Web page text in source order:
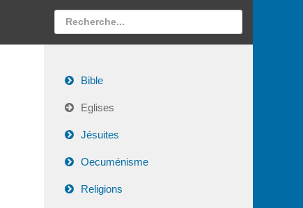
Bible
Eglises
Jésuites
Oecuménisme
Religions